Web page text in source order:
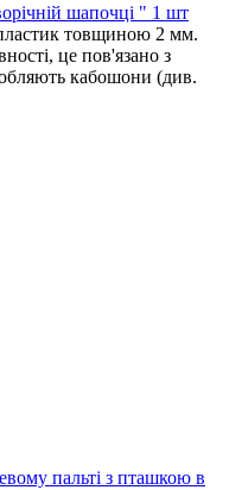
шапочці " 1 шт
товщиною 2 мм.
це пов'язано з
кабошони (див.
пальті з пташкою в